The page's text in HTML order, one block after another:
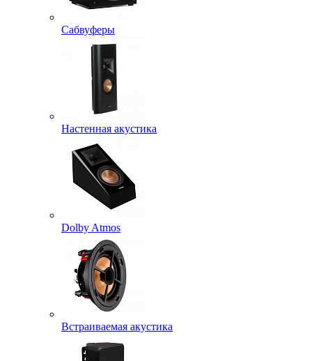
Сабвуферы
Настенная акустика
Dolby Atmos
Встраиваемая акустика